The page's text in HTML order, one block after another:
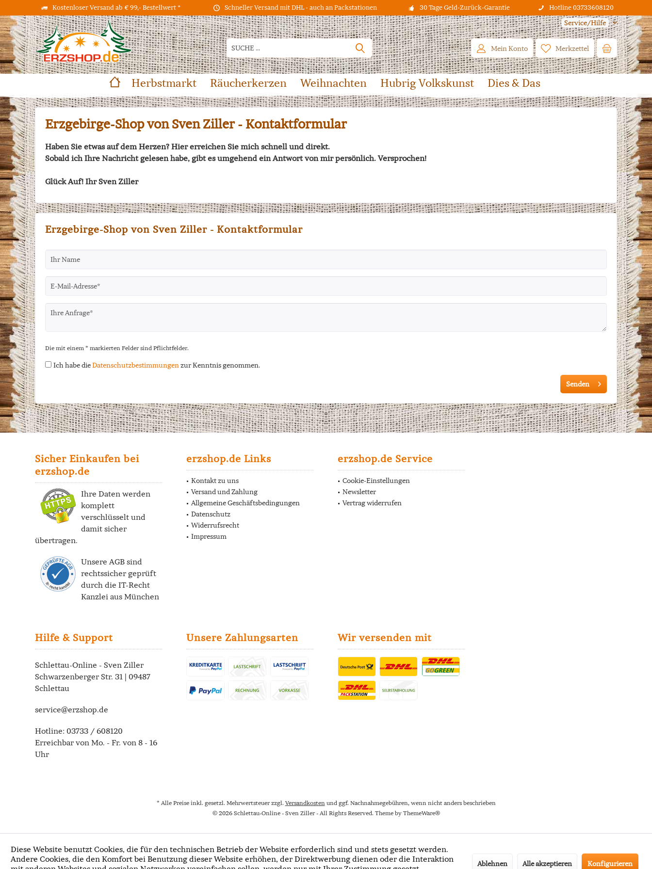
Kostenloser Versand ab € 99,- Bestellwert * Schneller Versand mit DHL - auch an Packstationen 30 Tage Geld-Zurück-Garantie Hotline 03733608120
Service/Hilfe
Merkzettel
Mein Konto
Herbstmarkt Räucherkerzen Weihnachten Hubrig Volkskunst Dies & Das
Erzgebirge-Shop von Sven Ziller - Kontaktformular
Haben Sie etwas auf dem Herzen? Hier erreichen Sie mich schnell und direkt.
Sobald ich Ihre Nachricht gelesen habe, gibt es umgehend ein Antwort von mir persönlich. Versprochen!
Glück Auf! Ihr Sven Ziller
Erzgebirge-Shop von Sven Ziller - Kontaktformular
Die mit einem * markierten Felder sind Pflichtfelder.
Ich habe dieDatenschutzbestimmungenzur Kenntnis genommen.
Senden
Sicher Einkaufen bei
erzshop.de
Ihre Daten werden
komplett
verschlüsselt und
damit sicher
übertragen.
Unsere AGB sind
rechtssicher geprüft
durch die IT-Recht
Kanzlei aus München
erzshop.de Links
Kontakt zu uns
Versand und Zahlung
Allgemeine Geschäftsbedingungen
Datenschutz
Widerrufsrecht
Impressum
erzshop.de Service
Cookie-Einstellungen
Newsletter
Vertrag widerrufen
Hilfe & Support
Schlettau-Online - Sven Ziller
Schwarzenberger Str. 31 | 09487
Schlettau
service@erzshop.de
Hotline: 03733 / 608120
Erreichbar von Mo. - Fr. von 8 - 16
Uhr
Unsere Zahlungsarten Wir versenden mit
* Alle Preise inkl. gesetzl. Mehrwertsteuer zzgl. Versandkostenund ggf. Nachnahmegebühren, wenn nicht anders beschrieben
© 2026 Schlettau-Online - Sven Ziller - All Rights Reserved. Theme by ThemeWare®
Diese Website benutzt Cookies, die für den technischen Betrieb der Website erforderlich sind und stets gesetzt werden.
Andere Cookies, die den Komfort bei Benutzung dieser Website erhöhen, der Direktwerbung dienen oder die Interaktion
Ablehnen Alle akzeptieren Konfigurieren